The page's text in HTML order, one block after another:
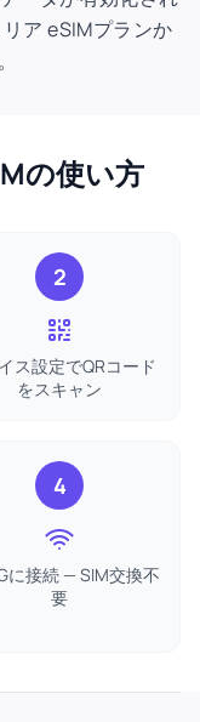
ア eSIMプランか
の使い方
2
ス設定でQRコード
をスキャン
4
に接続 — SIM交換不
要